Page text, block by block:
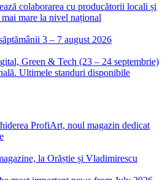
colaborarea cu producătorii locali și
mare la nivel național
3 – 7 august 2026
Green & Tech (23 – 24 septembrie)
Ultimele standuri disponibile
ProfiArt, noul magazin dedicat
la Orăștie și Vladimirescu